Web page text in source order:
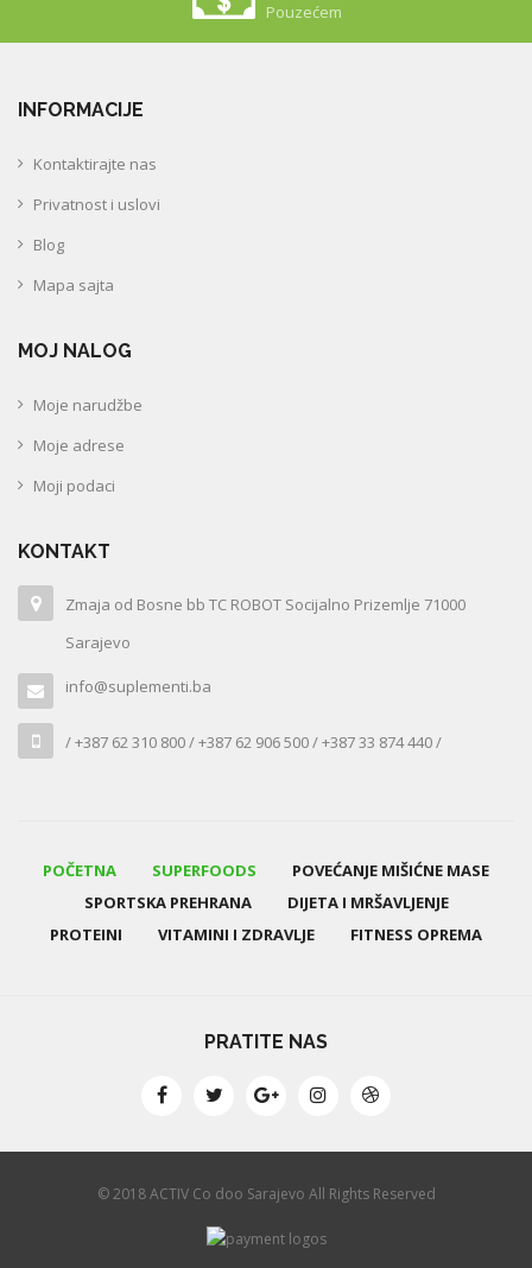
Pouzećem
INFORMACIJE
Kontaktirajte nas
Privatnost i uslovi
Blog
Mapa sajta
MOJ NALOG
Moje narudžbe
Moje adrese
Moji podaci
KONTAKT
Zmaja od Bosne bb TC ROBOT Socijalno Prizemlje 71000
Sarajevo
info@suplementi.ba
/ +387 62 310 800 / +387 62 906 500 / +387 33 874 440 /
POČETNA SUPERFOODS
POVEĆANJE MIŠIĆNE MASE
SPORTSKA PREHRANA
DIJETA I MRŠAVLJENJE
PROTEINI
VITAMINI I ZDRAVLJE FITNESS OPREMA
PRATITE NAS
© 2018 ACTIV Co doo Sarajevo All Rights Reserved